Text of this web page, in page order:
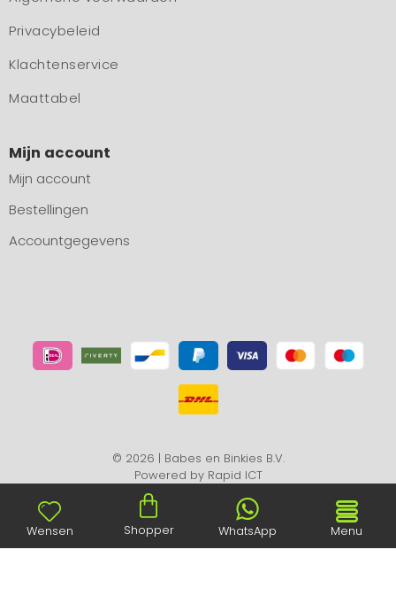
Privacybeleid
Klachtenservice
Maattabel
Mijn account
Mijn account
Bestellingen
Accountgegevens
© 2026 | Babes en Binkies B.V.
Powered by Rapid ICT
Wensen Shopper WhatsApp Menu